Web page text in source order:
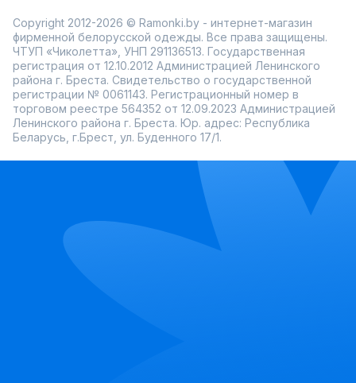
Copyright 2012-2026 © Ramonki.by - интернет-магазин
фирменной белорусской одежды. Все права защищены.
ЧТУП «Чиколетта», УНП 291136513. Государственная
регистрация от 12.10.2012 Администрацией Ленинского
района г. Бреста. Свидетельство о государственной
регистрации № 0061143. Регистрационный номер в
торговом реестре 564352 от 12.09.2023 Администрацией
Ленинского района г. Бреста. Юр. адрес: Республика
Беларусь, г.Брест, ул. Буденного 17/1.